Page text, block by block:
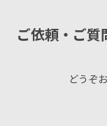
ご依頼・ご質
どうぞ